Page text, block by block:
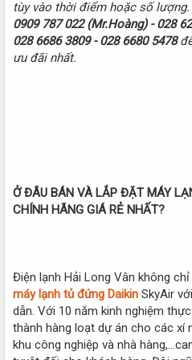
tùy vào thời điểm hoặc số
0909 787 022 (Mr.Hoàng) - 028
028 6686 3809 - 028 6680 5478
ưu đãi nhất.
Ở ĐÂU BÁN VÀ LẮP ĐẶT MÁY
CHÍNH HÃNG GIÁ RẺ NHẤT?
Điện lạnh Hải Long Vân không
máy lạnh tủ đứng Daikin SkyAir
dẫn. Với 10 năm kinh nghiệm
thành hàng loạt dự án cho các xí
khu công nghiệp và nhà